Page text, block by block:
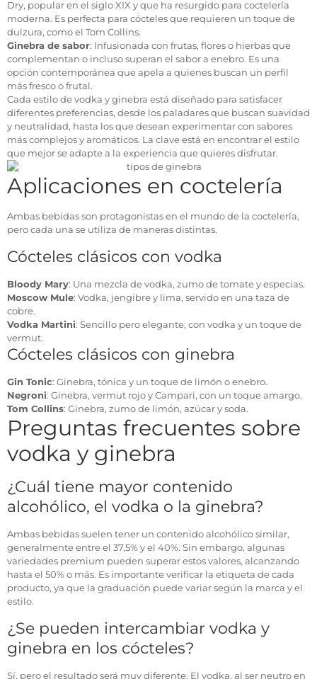
Dry, popular en el siglo XIX y que ha resurgido para coctelería
moderna. Es perfecta para cócteles que requieren un toque de
dulzura, como el Tom Collins.
Ginebra de sabor: Infusionada con frutas, flores o hierbas que
complementan o incluso superan el sabor a enebro. Es una
opción contemporánea que apela a quienes buscan un perfil
más fresco o frutal.
Cada estilo de vodka y ginebra está diseñado para satisfacer
diferentes preferencias, desde los paladares que buscan suavidad
y neutralidad, hasta los que desean experimentar con sabores
más complejos y aromáticos. La clave está en encontrar el estilo
que mejor se adapte a la experiencia que quieres disfrutar.
Aplicaciones en coctelería
Ambas bebidas son protagonistas en el mundo de la coctelería,
pero cada una se utiliza de maneras distintas.
Cócteles clásicos con vodka
Bloody Mary: Una mezcla de vodka, zumo de tomate y especias.
Moscow Mule: Vodka, jengibre y lima, servido en una taza de
cobre.
Vodka Martini: Sencillo pero elegante, con vodka y un toque de
vermut.
Cócteles clásicos con ginebra
Gin Tonic: Ginebra, tónica y un toque de limón o enebro.
Negroni: Ginebra, vermut rojo y Campari, con un toque amargo.
Tom Collins: Ginebra, zumo de limón, azúcar y soda.
Preguntas frecuentes sobre
vodka y ginebra
¿Cuál tiene mayor contenido
alcohólico, el vodka o la ginebra?
Ambas bebidas suelen tener un contenido alcohólico similar,
generalmente entre el 37,5% y el 40%. Sin embargo, algunas
variedades premium pueden superar estos valores, alcanzando
hasta el 50% o más. Es importante verificar la etiqueta de cada
producto, ya que la graduación puede variar según la marca y el
estilo.
¿Se pueden intercambiar vodka y
ginebra en los cócteles?
Sí, pero el resultado será muy diferente. El vodka, al ser neutro en